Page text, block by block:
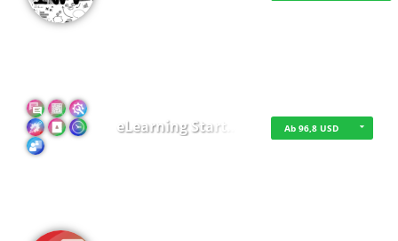
eLearning Start… Ab 96,8 USD